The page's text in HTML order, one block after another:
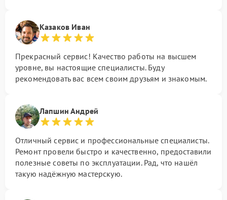
Казаков Иван
Прекрасный сервис! Качество работы на высшем
уровне, вы настоящие специалисты. Буду
рекомендовать вас всем своим друзьям и знакомым.
Лапшин Андрей
Отличный сервис и профессиональные специалисты.
Ремонт провели быстро и качественно, предоставили
полезные советы по эксплуатации. Рад, что нашёл
такую надёжную мастерскую.